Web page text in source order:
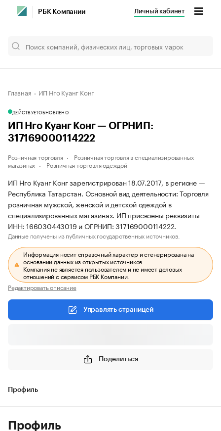
РБК Компании Личный кабинет
Главная ИП Нго Куанг Конг
ДЕЙСТВУЕТОБНОВЛЕНО
ИП Нго Куанг Конг — ОГРНИП:
317169000114222
Розничная торговля
Розничная торговля в специализированных
магазинах
Розничная торговля одеждой
ИП Нго Куанг Конг зарегистрирован 18.07.2017, в регионе —
Республика Татарстан. Основной вид деятельности: Торговля
розничная мужской, женской и детской одеждой в
специализированных магазинах. ИП присвоены реквизиты
ИНН: 166030443019 и ОГРНИП: 317169000114222.
Данные получены из публичных государственных источников.
Информация носит справочный характер и сгенерирована на
основании данных из открытых источников.
Компания не является пользователем и не имеет деловых
отношений с сервисом РБК Компании.
Редактировать описание
Управлять страницей
Поделиться
Профиль
Профиль